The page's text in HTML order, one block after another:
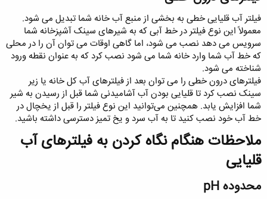
فیلتر آب قلیایی خطی به بخشی از منبع آب خانه شما تبدیل می شود.
معمولاً این نوع فیلتر در خط آبی که به شیرهای سینک آشپزخانه شما
سرویس می دهد نصب می شود، اما گاهی اوقات می توان آن را در محلی
که خط آب شما وارد خانه شما می شود نصب کرد که به عنوان نقطه ورود
شناخته می شود.
فیلترهای درون خطی را می توان بعد از فیلترهای آب کل خانه یا زیر
سینک نصب کرد تا قلیایی بودن آب آشامیدنی شما قبل از رسیدن به شیر
شما افزایش یابد. همچنین می‌توانید این نوع فیلتر را قبل از یخچال در
خط آب خود نصب کنید تا به آب سرد و یخ تمیز دسترسی داشته باشید.
ملاحظات هنگام نگاه کردن به فیلترهای آب
قلیایی​
محدوده pH